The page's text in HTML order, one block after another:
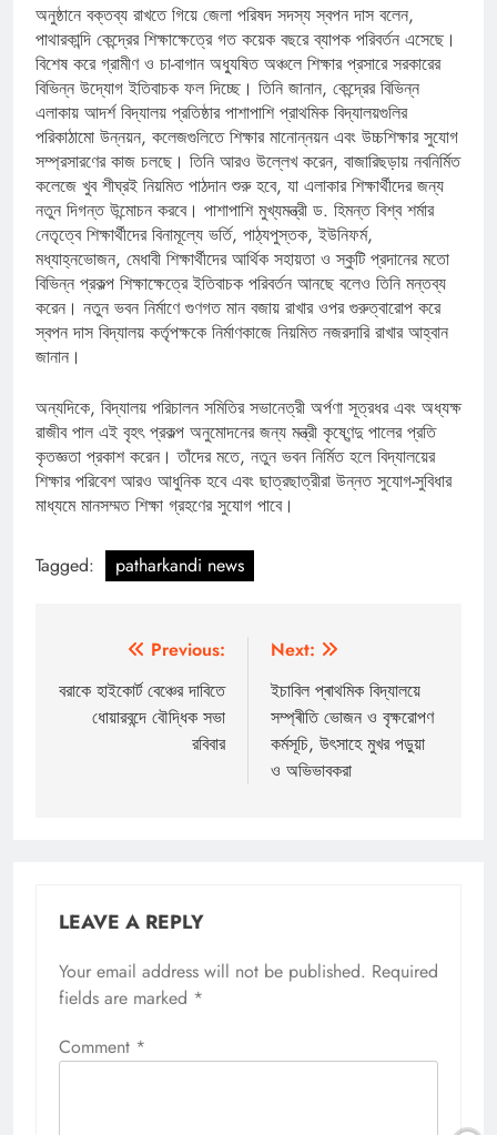
অনুষ্ঠানে বক্তব্য রাখতে গিয়ে জেলা পরিষদ সদস্য স্বপন দাস বলেন,
পাথারকান্দি কেন্দ্রের শিক্ষাক্ষেত্রে গত কয়েক বছরে ব্যাপক পরিবর্তন এসেছে।
বিশেষ করে গ্রামীণ ও চা-বাগান অধ্যুষিত অঞ্চলে শিক্ষার প্রসারে সরকারের
বিভিন্ন উদ্যোগ ইতিবাচক ফল দিচ্ছে। তিনি জানান, কেন্দ্রের বিভিন্ন
এলাকায় আদর্শ বিদ্যালয় প্রতিষ্ঠার পাশাপাশি প্রাথমিক বিদ্যালয়গুলির
পরিকাঠামো উন্নয়ন, কলেজগুলিতে শিক্ষার মানোন্নয়ন এবং উচ্চশিক্ষার সুযোগ
সম্প্রসারণের কাজ চলছে। তিনি আরও উল্লেখ করেন, বাজারিছড়ায় নবনির্মিত
কলেজে খুব শীঘ্রই নিয়মিত পাঠদান শুরু হবে, যা এলাকার শিক্ষার্থীদের জন্য
নতুন দিগন্ত উন্মোচন করবে। পাশাপাশি মুখ্যমন্ত্রী ড. হিমন্ত বিশ্ব শর্মার
নেতৃত্বে শিক্ষার্থীদের বিনামূল্যে ভর্তি, পাঠ্যপুস্তক, ইউনিফর্ম,
মধ্যাহ্নভোজন, মেধাবী শিক্ষার্থীদের আর্থিক সহায়তা ও স্কুটি প্রদানের মতো
বিভিন্ন প্রকল্প শিক্ষাক্ষেত্রে ইতিবাচক পরিবর্তন আনছে বলেও তিনি মন্তব্য
করেন। নতুন ভবন নির্মাণে গুণগত মান বজায় রাখার ওপর গুরুত্বারোপ করে
স্বপন দাস বিদ্যালয় কর্তৃপক্ষকে নির্মাণকাজে নিয়মিত নজরদারি রাখার আহ্বান
জানান।
অন্যদিকে, বিদ্যালয় পরিচালন সমিতির সভানেত্রী অর্পণা সূত্রধর এবং অধ্যক্ষ
রাজীব পাল এই বৃহৎ প্রকল্প অনুমোদনের জন্য মন্ত্রী কৃষ্ণেন্দু পালের প্রতি
কৃতজ্ঞতা প্রকাশ করেন। তাঁদের মতে, নতুন ভবন নির্মিত হলে বিদ্যালয়ের
শিক্ষার পরিবেশ আরও আধুনিক হবে এবং ছাত্রছাত্রীরা উন্নত সুযোগ-সুবিধার
মাধ্যমে মানসম্মত শিক্ষা গ্রহণের সুযোগ পাবে।
Tagged: patharkandi news
navigation
Previous:
বরাকে হাইকোর্ট বেঞ্চের দাবিতে
ধোয়ারবন্দে বৌদ্ধিক সভা
রবিবার
Next:
ইচাবিল প্ৰাথমিক বিদ্যালয়ে
সম্প্ৰীতি ভোজন ও বৃক্ষরোপণ
কর্মসূচি, উৎসাহে মুখর পড়ুয়া
ও অভিভাবকরা
LEAVE A REPLY
Your email address will not be published. Required
fields are marked *
Comment *